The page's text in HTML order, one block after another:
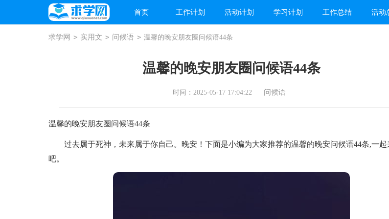
首页 工作计划 活动计划 学习计划 工作总结 活动
求学网 > 实用文 > 问候语 > 温馨的晚安朋友圈问候语44条
温馨的晚安朋友圈问候语44条
时间：2025-05-17 17:04:22 问候语
温馨的晚安朋友圈问候语44条
过去属于死神，未来属于你自己。晚安！下面是小编为大家推荐的温馨的晚安问候语44条,一起
吧。